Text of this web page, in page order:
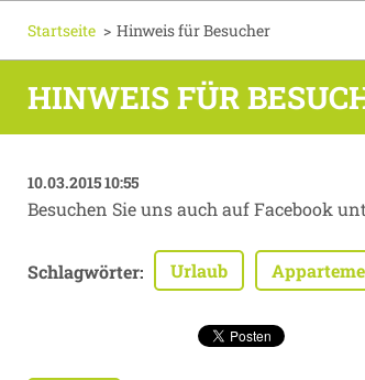
Startseite > Hinweis für Besucher
HINWEIS FÜR
10.03.2015 10:55
Besuchen Sie uns auch auf Facebook
Schlagwörter: Urlaub